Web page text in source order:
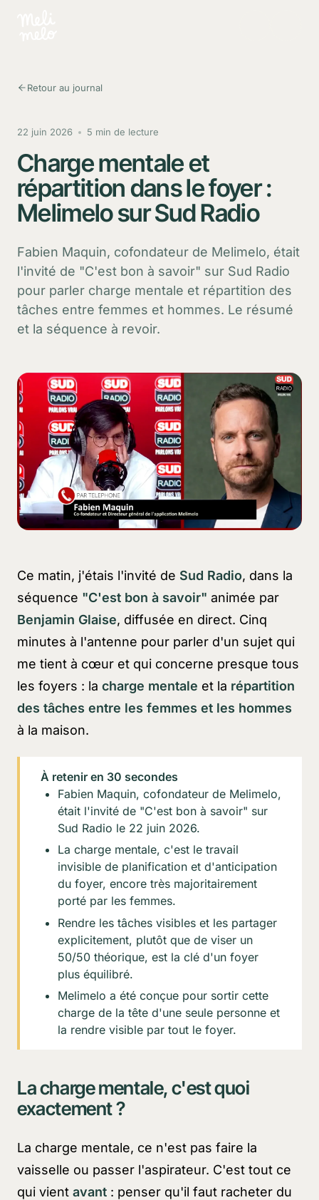
Retour au journal
22 juin 2026 5 min de lecture
Charge mentale et
répartition dans le foyer :
Melimelo sur Sud Radio
Fabien Maquin, cofondateur de Melimelo, était
l'invité de "C'est bon à savoir" sur Sud Radio
pour parler charge mentale et répartition des
tâches entre femmes et hommes. Le résumé
et la séquence à revoir.
Ce matin, j'étais l'invité de Sud Radio, dans la
séquence "C'est bon à savoir" animée par
Benjamin Glaise, diffusée en direct. Cinq
minutes à l'antenne pour parler d'un sujet qui
me tient à cœur et qui concerne presque tous
les foyers : la charge mentale et la répartition
des tâches entre les femmes et les hommes
à la maison.
À retenir en 30 secondes
Fabien Maquin, cofondateur de Melimelo,
était l'invité de "C'est bon à savoir" sur
Sud Radio le 22 juin 2026.
La charge mentale, c'est le travail
invisible de planification et d'anticipation
du foyer, encore très majoritairement
porté par les femmes.
Rendre les tâches visibles et les partager
explicitement, plutôt que de viser un
50/50 théorique, est la clé d'un foyer
plus équilibré.
Melimelo a été conçue pour sortir cette
charge de la tête d'une seule personne et
la rendre visible par tout le foyer.
La charge mentale, c'est quoi
exactement ?
La charge mentale, ce n'est pas faire la
vaisselle ou passer l'aspirateur. C'est tout ce
qui vient avant : penser qu'il faut racheter du